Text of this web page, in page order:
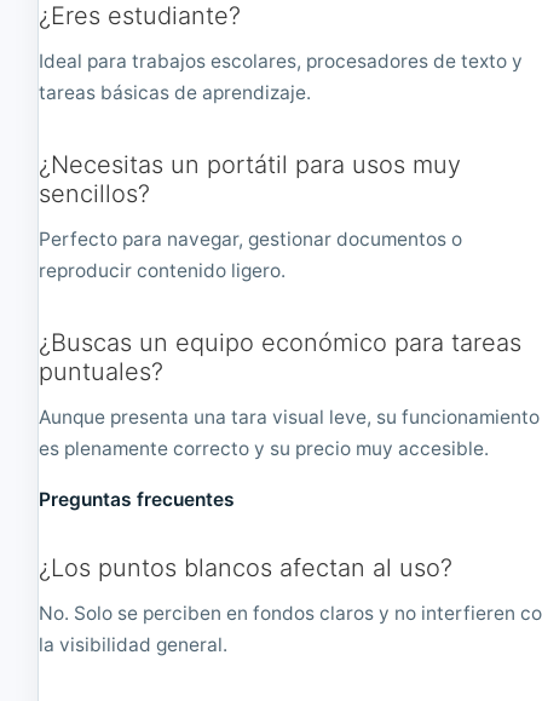
¿Eres estudiante?
Ideal para trabajos escolares, procesadores de texto y
tareas básicas de aprendizaje.
¿Necesitas un portátil para usos muy
sencillos?
Perfecto para navegar, gestionar documentos o
reproducir contenido ligero.
¿Buscas un equipo económico para tareas
puntuales?
Aunque presenta una tara visual leve, su funcionamiento
es plenamente correcto y su precio muy accesible.
Preguntas frecuentes
¿Los puntos blancos afectan al uso?
No. Solo se perciben en fondos claros y no interfieren
la visibilidad general.